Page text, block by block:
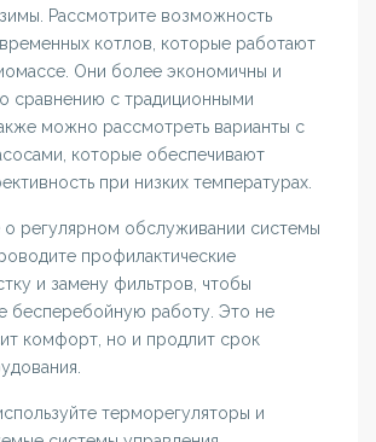
Рассмотрите возможность
котлов, которые работают
Они более экономичны и
сравнению с традиционными
можно рассмотреть варианты с
которые обеспечивают
при низких температурах.
о регулярном обслуживании системы
профилактические
и замену фильтров, чтобы
бесперебойную работу. Это не
комфорт, но и продлит срок
терморегуляторы и